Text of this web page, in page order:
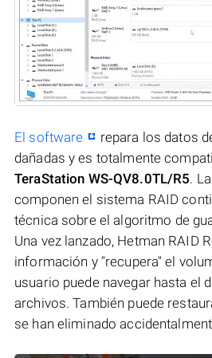
El software
repara los datos
dañadas y es totalmente
TeraStation WS-QV8.0TL/R5.
componen el sistema RAID
técnica sobre el algoritmo de
Una vez lanzado, Hetman RAID
información y "recupera" el
usuario puede navegar hasta el
archivos. También puede
se han eliminado